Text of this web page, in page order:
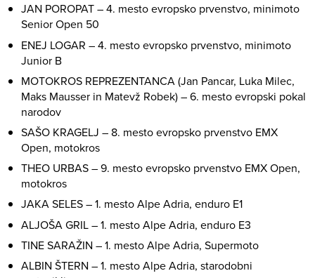
JAN POROPAT – 4. mesto evropsko prvenstvo, minimoto
Senior Open 50
ENEJ LOGAR – 4. mesto evropsko prvenstvo, minimoto
Junior B
MOTOKROS REPREZENTANCA (Jan Pancar, Luka Milec,
Maks Mausser in Matevž Robek) – 6. mesto evropski pokal
narodov
SAŠO KRAGELJ – 8. mesto evropsko prvenstvo EMX
Open, motokros
THEO URBAS – 9. mesto evropsko prvenstvo EMX Open,
motokros
JAKA SELES – 1. mesto Alpe Adria, enduro E1
ALJOŠA GRIL – 1. mesto Alpe Adria, enduro E3
TINE SARAŽIN – 1. mesto Alpe Adria, Supermoto
ALBIN ŠTERN – 1. mesto Alpe Adria, starodobni